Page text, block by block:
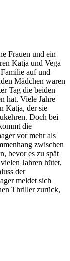
Frauen und ein
Katja und Vega
auf und
Mädchen waren
Tag die beiden
hat. Viele Jahre
Katja, der sie
Doch bei
die
vor mehr als
zwischen
bevor es zu spät
Jahren hütet,
der
meldet sich
Thriller zurück,